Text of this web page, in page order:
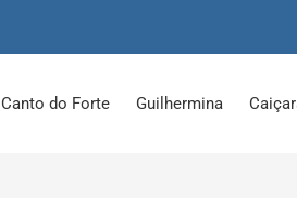
Canto do Forte Guilhermina